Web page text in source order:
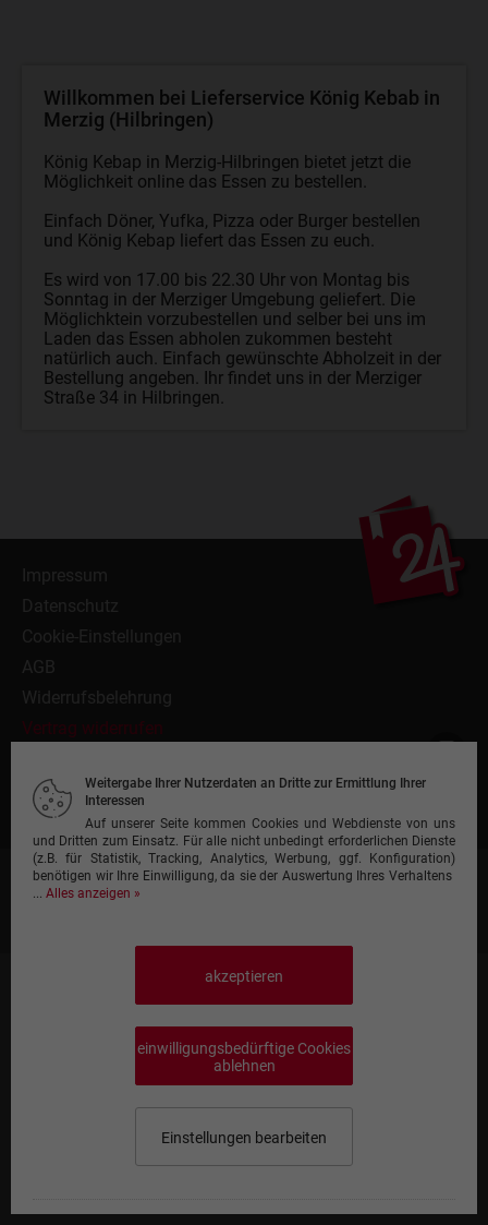
Willkommen bei Lieferservice König Kebab in
Merzig (Hilbringen)
König Kebap in Merzig-Hilbringen bietet jetzt die
Möglichkeit online das Essen zu bestellen.
Einfach Döner, Yufka, Pizza oder Burger bestellen
und König Kebap liefert das Essen zu euch.
Es wird von 17.00 bis 22.30 Uhr von Montag bis
Sonntag in der Merziger Umgebung geliefert. Die
Möglichktein vorzubestellen und selber bei uns im
Laden das Essen abholen zukommen besteht
natürlich auch. Einfach gewünschte Abholzeit in der
Bestellung angeben. Ihr findet uns in der Merziger
Straße 34 in Hilbringen.
Impressum
Datenschutz
Cookie-Einstellungen
AGB
Widerrufsbelehrung
Vertrag widerrufen
Kontakt
Gastronomie anmelden
Heimservice A-Z
Lieferservice LK Merzig-Wadern
Lieferservice LK Saarlouis
Lieferservice LK St. Wendel
Lieferservice RV Saarbrücken
Lieferservice Saarpfalz-Kreis
Lieferservice LK Kaiserslautern
Weitergabe Ihrer Nutzerdaten an Dritte zur Ermittlung Ihrer
Interessen
Auf unserer Seite kommen Cookies und Webdienste von uns
und Dritten zum Einsatz. Für alle nicht unbedingt erforderlichen Dienste
(z.B. für Statistik, Tracking, Analytics, Werbung, ggf. Konfiguration)
benötigen wir Ihre Einwilligung, da sie der Auswertung Ihres Verhaltens
... Alles anzeigen »
akzeptieren
einwilligungsbedürftige Cookies
ablehnen
Einstellungen bearbeiten